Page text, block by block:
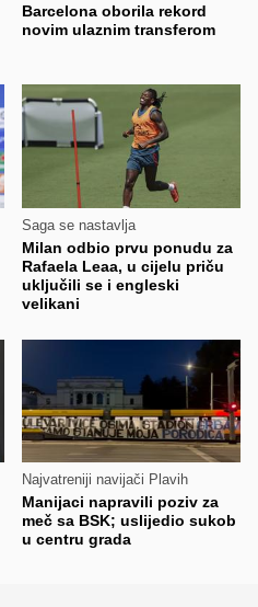
Barcelona oborila rekord
novim ulaznim transferom
Saga se nastavlja
Milan odbio prvu ponudu za
Rafaela Leaa, u cijelu priču
uključili se i engleski
velikani
Najvatreniji navijači Plavih
Manijaci napravili poziv za
meč sa BSK; uslijedio sukob
u centru grada